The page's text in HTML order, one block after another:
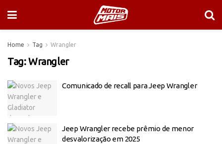
Home Tag Wrangler
Tag:Wrangler
Comunicado de recall para Jeep Wrangler
Jeep Wrangler recebe prêmio de menor
desvalorização em 2025